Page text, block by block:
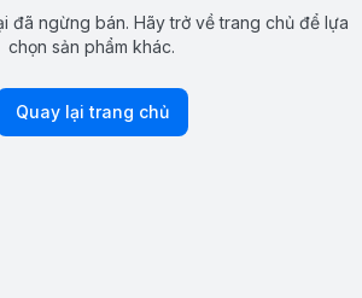
đã ngừng bán. Hãy trở về trang chủ để lựa
chọn sản phẩm khác.
Quay lại trang chủ